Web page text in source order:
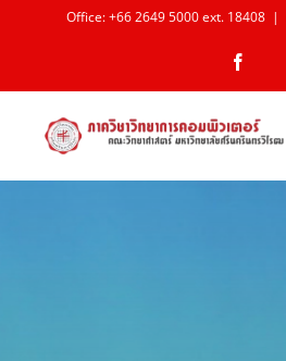
content
Office: +66 2649 5000 ext. 18408 |